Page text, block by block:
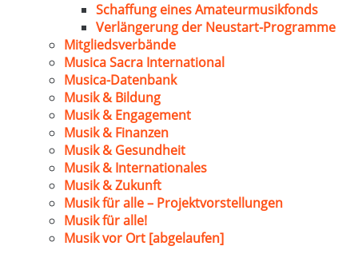
Schaffung eines Amateurmusikfonds
Verlängerung der Neustart-Programme
Mitgliedsverbände
Musica Sacra International
Musica-Datenbank
Musik & Bildung
Musik & Engagement
Musik & Finanzen
Musik & Gesundheit
Musik & Internationales
Musik & Zukunft
Musik für alle – Projektvorstellungen
Musik für alle!
Musik vor Ort [abgelaufen]